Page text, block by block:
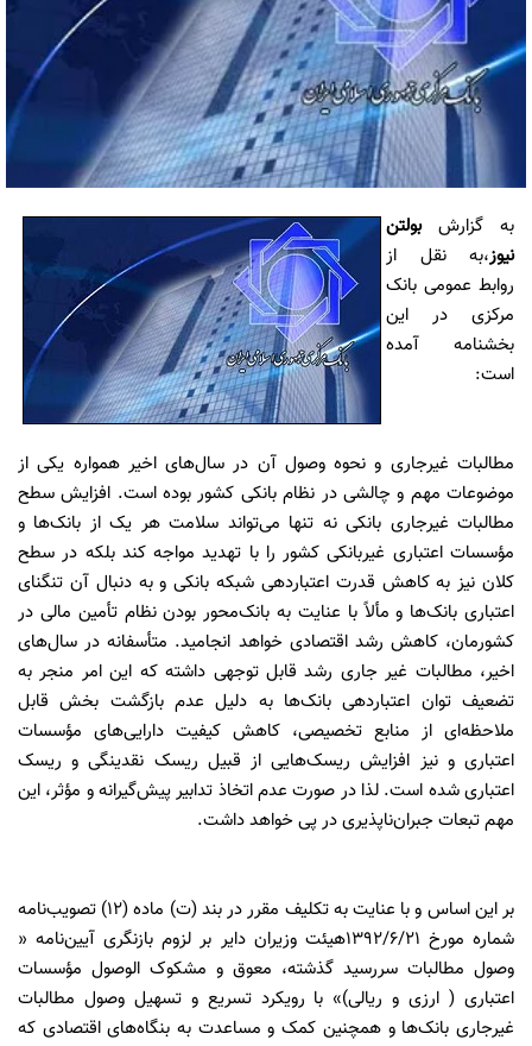
به گزارشبولتن
نیوز،به نقل از
روابط عمومی بانک
مرکزی در این
بخشنامه آمده
است:
مطالبات غیرجاری و نحوه وصول آن در سال‌های اخیر همواره یکی از
موضوعات مهم و چالشی در نظام بانکی کشور بوده است. افزایش سطح
مطالبات غیرجاری بانکی نه تنها می‌تواند سلامت هر یک از بانک‌ها و
مؤسسات اعتباری غیربانکی کشور را با تهدید مواجه کند بلکه در سطح
کلان نیز به کاهش قدرت اعتباردهی شبکه بانکی و به دنبال آن تنگنای
اعتباری بانک‌ها و مألاً با عنایت به بانک‌محور بودن نظام تأمین مالی در
کشورمان، کاهش رشد اقتصادی خواهد انجامید. متأسفانه در سال‌های
اخیر، مطالبات غیر جاری رشد قابل توجهی داشته که این امر منجر به
تضعیف توان اعتباردهی بانک‌ها به دلیل عدم بازگشت بخش قابل
ملاحظه‌ای از منابع تخصیصی، کاهش کیفیت دارایی‌های مؤسسات
اعتباری و نیز افزایش ریسک‌هایی از قبیل ریسک نقدینگی و ریسک
اعتباری شده است. لذا در صورت عدم اتخاذ تدابیر پیش‌گیرانه و مؤثر، این
مهم تبعات جبران‌ناپذیری در پی خواهد داشت.
بر این اساس و با عنایت به تکلیف مقرر در بند (ت) ماده (12) تصویب‌نامه
شماره مورخ 1392/6/21هیئت وزیران دایر بر لزوم بازنگری آیین‌نامه «
وصول مطالبات سررسید گذشته، معوق و مشکوک‌‌ الوصول مؤسسات
اعتباری ( ارزی و ریالی)» با رویکرد تسریع و تسهیل وصول مطالبات
غیرجاری بانک‌ها و همچنین کمک و مساعدت به بنگاه‌های اقتصادی که